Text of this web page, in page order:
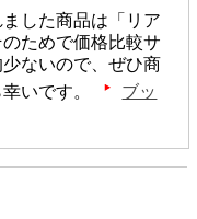
した商品は「リア
ためで価格比較サ
ないので、ぜひ商
いです。
ブッ